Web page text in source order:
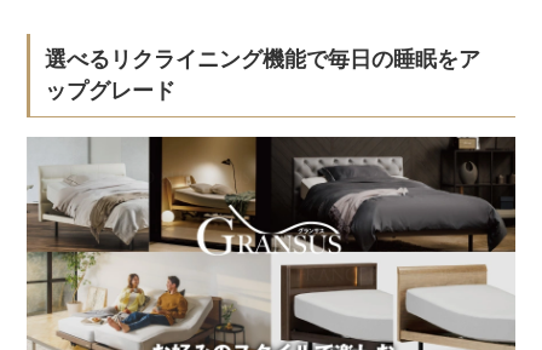
選べるリクライニング機能で毎日の睡眠をア
ップグレード